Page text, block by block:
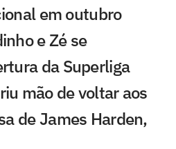
em outubro
e Zé se
da Superliga
mão de voltar aos
de James Harden,